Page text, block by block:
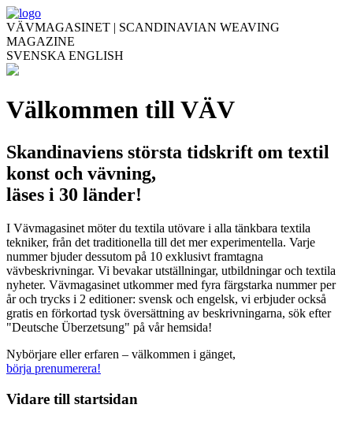
VÄVMAGASINET | SCANDINAVIAN WEAVING
MAGAZINE
SVENSKA ENGLISH
Välkommen till VÄV
Skandinaviens största tidskrift om textil
konst och vävning,
läses i 30 länder!
I Vävmagasinet möter du textila utövare i alla tänkbara textila
tekniker, från det traditionella till det mer experimentella. Varje
nummer bjuder dessutom på 10 exklusivt framtagna
vävbeskrivningar. Vi bevakar utställningar, utbildningar och textila
nyheter. Vävmagasinet utkommer med fyra färgstarka nummer per
år och trycks i 2 editioner: svensk och engelsk, vi erbjuder också
gratis en förkortad tysk översättning av beskrivningarna, sök efter
"Deutsche Überzetsung" på vår hemsida!
Nybörjare eller erfaren – välkommen i gänget,
börja prenumerera!
Vidare till startsidan